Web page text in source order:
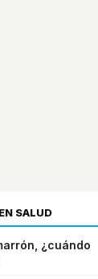
SALUD
¿cuándo